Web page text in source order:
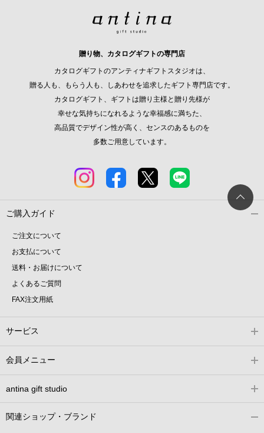
贈り物、カタログギフトの専門店
カタログギフトのアンティナギフトスタジオは、
贈る人も、もらう人も、しあわせを追求したギフト専門店です。
カタログギフト、ギフトは贈り主様と贈り先様が
幸せな気持ちになれるような幸福感に満ちた、
高品質でデザイン性が高く、センスのあるものを
多数ご用意しています。
ご購入ガイド
ご注文について
お支払について
送料・お届けについて
よくあるご質問
FAX注文用紙
サービス
会員メニュー
antina gift studio
関連ショップ・ブランド